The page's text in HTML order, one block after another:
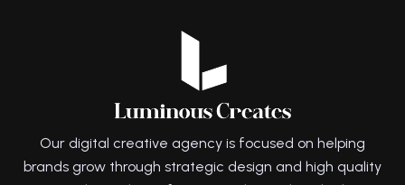
Our digital creative agency is focused on helping
brands grow through strategic design and high quality